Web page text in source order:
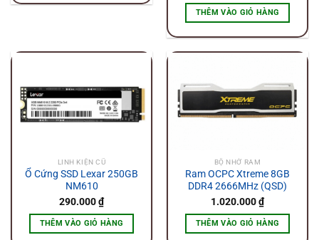
THÊM VÀO GIỎ HÀNG
LINH KIỆN CŨ
Ổ Cứng SSD Lexar 250GB
NM610
290.000₫
THÊM VÀO GIỎ HÀNG
BỘ NHỚ RAM
Ram OCPC Xtreme 8GB
DDR4 2666MHz (QSD)
1.020.000₫
THÊM VÀO GIỎ HÀNG